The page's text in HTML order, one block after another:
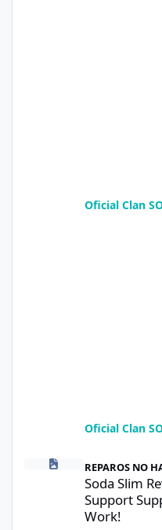
Oficial Clan
Oficial Clan
Soda Slim Reviews:
REPAROS NO
Soda Slim
Support
Work!